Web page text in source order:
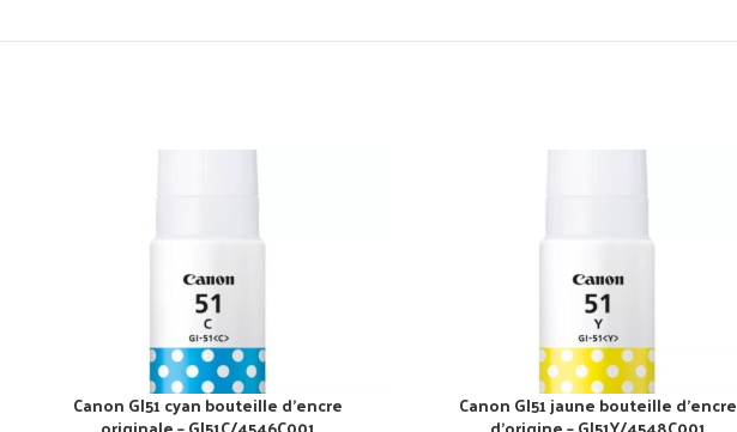
Canon GI51 cyan bouteille d’encre Canon GI51 jaune bouteille d’encre